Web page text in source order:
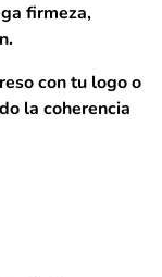
firmeza,
con tu logo o
la coherencia